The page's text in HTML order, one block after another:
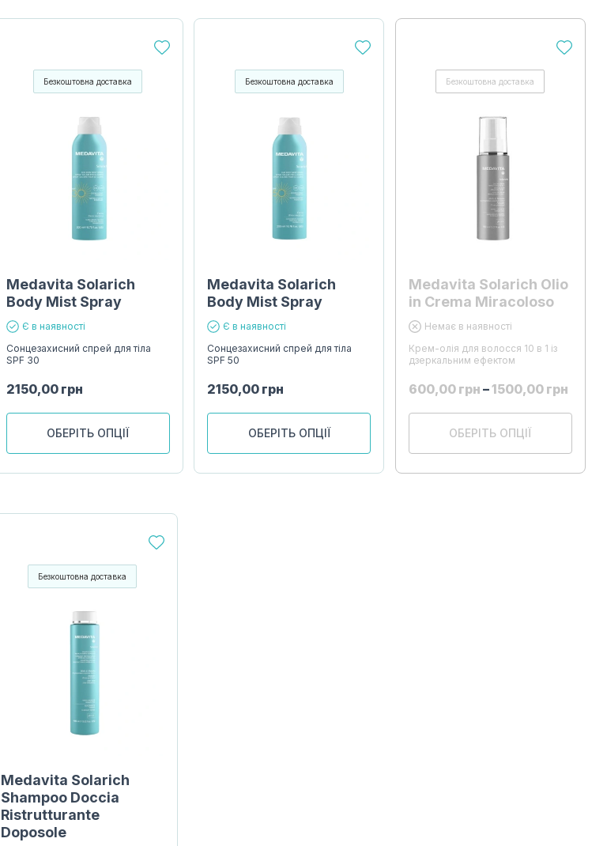
Безкоштовна доставка
Medavita Solarich
Body Mist Spray
Є в наявності
Сонцезахисний спрей для тіла
SPF 30
2150,00 грн
ОБЕРІТЬ ОПЦІЇ
Безкоштовна доставка
Medavita Solarich
Body Mist Spray
Є в наявності
Сонцезахисний спрей для тіла
SPF 50
2150,00 грн
ОБЕРІТЬ ОПЦІЇ
Безкоштовна доставка
Medavita Solarich Olio
in Crema Miracoloso
Немає в наявності
Крем-олія для волосся 10 в 1 із
дзеркальним ефектом
600,00 грн –1500,00 грн
ОБЕРІТЬ ОПЦІЇ
Безкоштовна доставка
Medavita Solarich
Shampoo Doccia
Ristrutturante
Doposole